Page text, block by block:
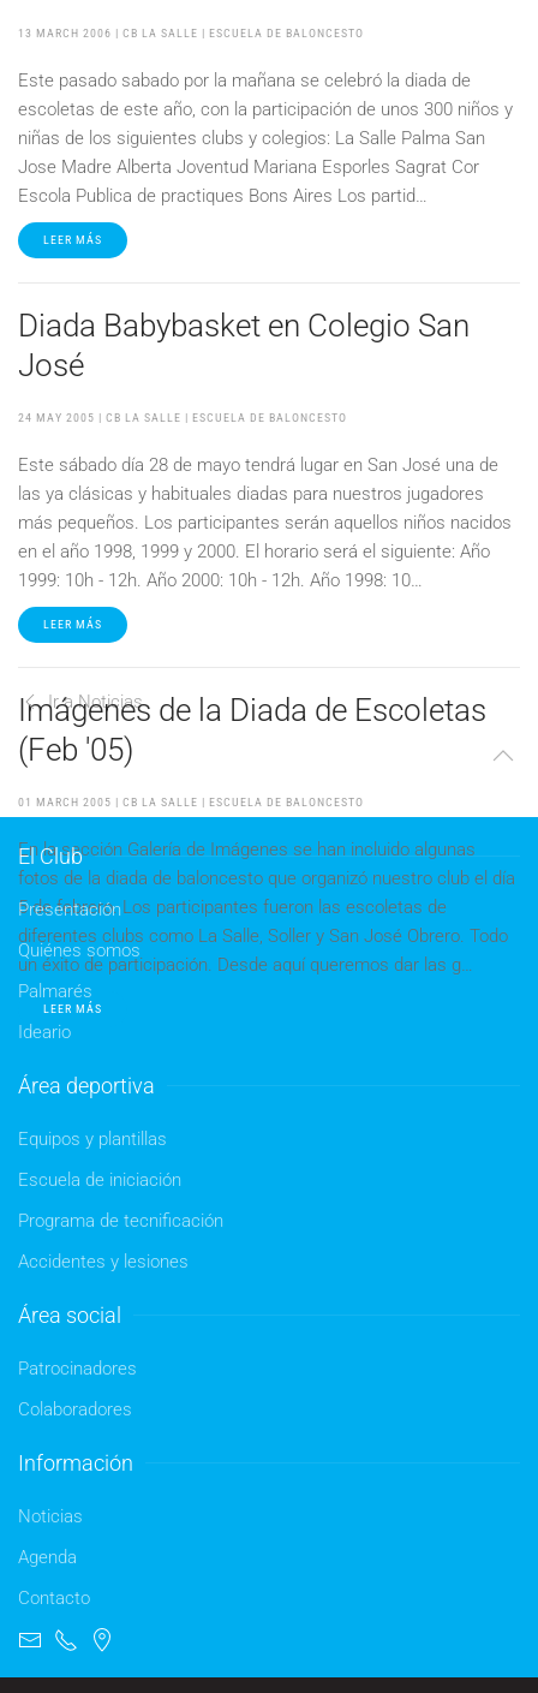
13 MARCH 2006 | CB LA SALLE | ESCUELA DE BALONCESTO
Este pasado sabado por la mañana se celebró la diada de
escoletas de este año, con la participación de unos 300 niños y
niñas de los siguientes clubs y colegios: La Salle Palma San
Jose Madre Alberta Joventud Mariana Esporles Sagrat Cor
Escola Publica de practiques Bons Aires Los partid…
LEER MÁS
Diada Babybasket en Colegio San
José
24 MAY 2005 | CB LA SALLE | ESCUELA DE BALONCESTO
Este sábado día 28 de mayo tendrá lugar en San José una de
las ya clásicas y habituales diadas para nuestros jugadores
más pequeños. Los participantes serán aquellos niños nacidos
en el año 1998, 1999 y 2000. El horario será el siguiente: Año
1999: 10h - 12h. Año 2000: 10h - 12h. Año 1998: 10…
LEER MÁS
Imágenes de la Diada de Escoletas
(Feb '05)
01 MARCH 2005 | CB LA SALLE | ESCUELA DE BALONCESTO
En la sección Galería de Imágenes se han incluido algunas
fotos de la diada de baloncesto que organizó nuestro club el día
5 de febrero. Los participantes fueron las escoletas de
diferentes clubs como La Salle, Soller y San José Obrero. Todo
un éxito de participación. Desde aquí queremos dar las g…
LEER MÁS
Ir a Noticias
El Club
Presentación
Quiénes somos
Palmarés
Ideario
Área deportiva
Equipos y plantillas
Escuela de iniciación
Programa de tecnificación
Accidentes y lesiones
Área social
Patrocinadores
Colaboradores
Información
Noticias
Agenda
Contacto